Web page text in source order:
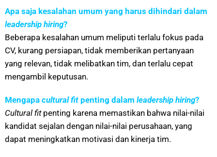
Apa saja kesalahan umum yang harus dihindari dalam
leadership hiring?
Beberapa kesalahan umum meliputi terlalu fokus pada
CV, kurang persiapan, tidak memberikan pertanyaan
yang relevan, tidak melibatkan tim, dan terlalu cepat
mengambil keputusan.
Mengapa cultural fit penting dalam leadership hiring?
Cultural fitpenting karena memastikan bahwa nilai-nilai
kandidat sejalan dengan nilai-nilai perusahaan, yang
dapat meningkatkan motivasi dan kinerja tim.